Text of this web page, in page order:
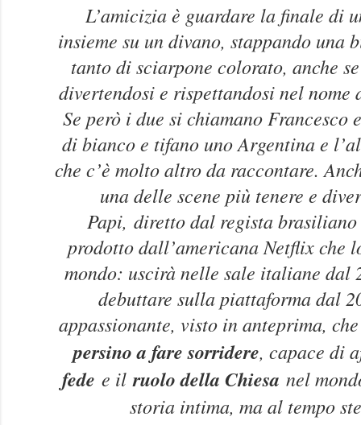
L’amicizia è guardare la finale di
insieme su un divano, stappando una
tanto di sciarpone colorato, anche
divertendosi e rispettandosi nel nome
Se però i due si chiamano Francesco
di bianco e tifano uno Argentina e
che c’è molto altro da raccontare.
una delle scene più tenere e
Papi, diretto dal regista
prodotto dall’americana Netflix che
mondo: uscirà nelle sale italiane dal
debuttare sulla piattaforma dal
appassionante, visto in anteprima, che
persino a fare sorridere, capace di
fede e il ruolo della Chiesa nel
storia intima, ma al tempo